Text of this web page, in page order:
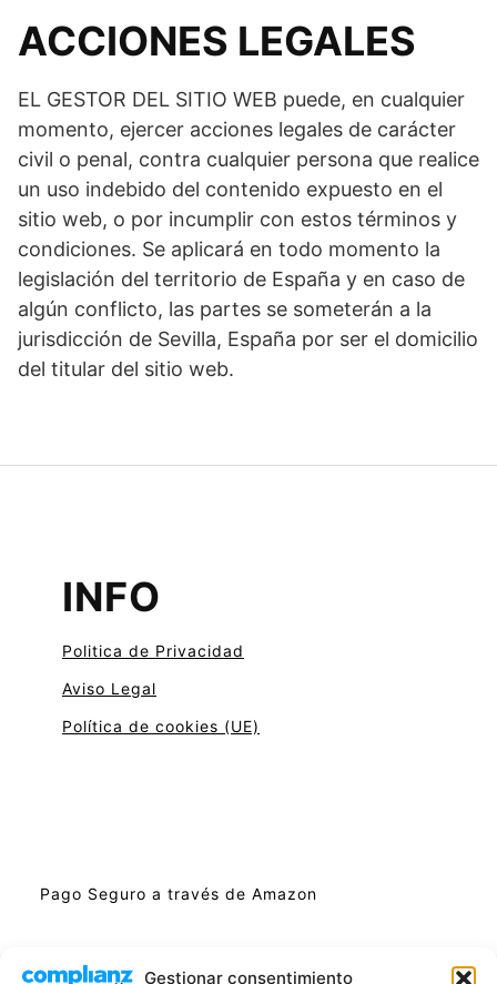
Gestionar consentimiento
ACCIONES LEGALES
EL GESTOR DEL SITIO WEB puede, en cualquier
momento, ejercer acciones legales de carácter
civil o penal, contra cualquier persona que realice
un uso indebido del contenido expuesto en el
sitio web, o por incumplir con estos términos y
condiciones. Se aplicará en todo momento la
legislación del territorio de España y en caso de
algún conflicto, las partes se someterán a la
jurisdicción de Sevilla, España por ser el domicilio
del titular del sitio web.
INFO
Politica de Privacidad
Aviso Legal
Política de cookies (UE)
Pago Seguro a través de Amazon
En calidad de Afiliados de Amazon, obtenemos